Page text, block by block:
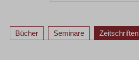
Bücher Seminare Zeitschriften